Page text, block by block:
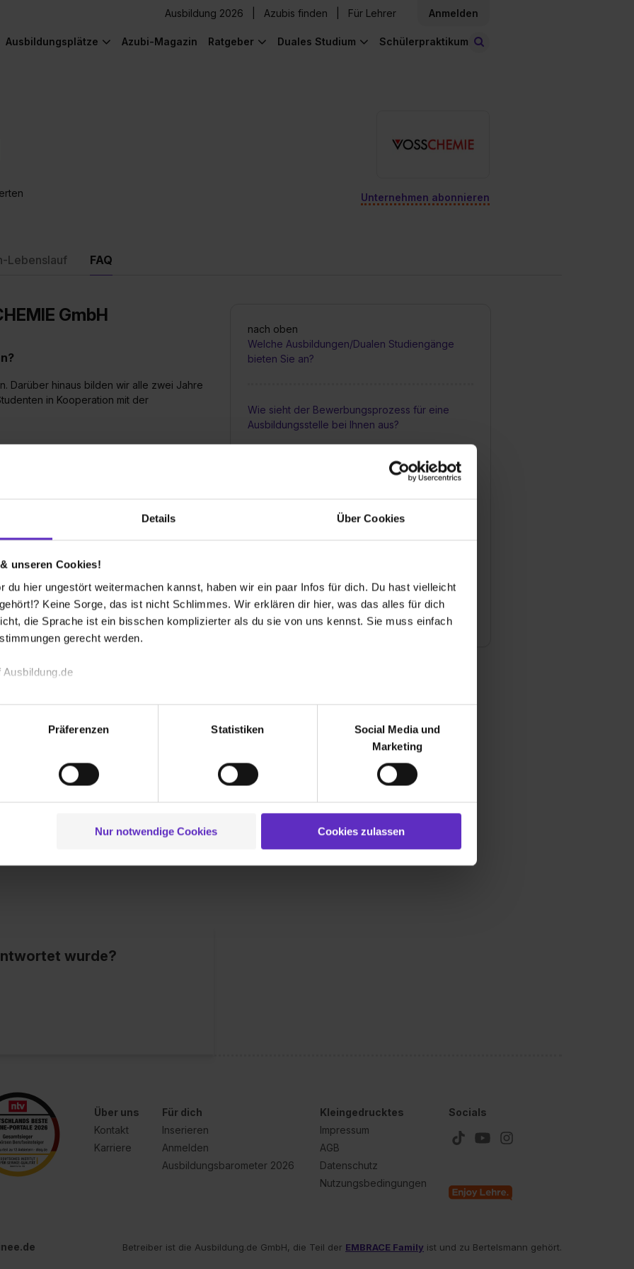
Details Über Cookies
unseren Cookies!
du hier ungestört weitermachen kannst, haben wir ein paar Infos für dich. Du hast vielleicht
Keine Sorge, das ist nicht Schlimmes. Wir erklären dir hier, was das alles für dich
die Sprache ist ein bisschen komplizierter als du sie von uns kennst. Sie muss einfach
gerecht werden.
Funktion unserer Webseite („Notwendig“), um von dir bei Benutzung der
zu speichern ( „Präferenzen“), die Zugriffe auf unsere Webseite zu analysieren
zu deiner Verwendung unserer Website an unsere Partner für soziale Medien, Werbung
um Inhalte und Anzeigen zu personalisieren („Social Media und Marketing“). Unsere
möglicherweise mit weiteren Daten zusammen, die du ihnen bereitgestellt hast oder die
separaten Aktivierung von „Social Media und Marketing“ bist du auch damit
der Cookies externe Inhalte (z.B. Videos oder Posts) angezeigt und hierfür
ganz oder teilweise über unsere Datenschutzerklärung unter dem Punkt
Weitere Informationen zu den einzelnen Cookies findest du durch Klick auf
Präferenzen Statistiken
Social Media und
Marketing
Nur notwendige Cookies Cookies zulassen
Ausbildung 2026 Azubis finden Für Lehrer Anmelden
Ausbildungsplätze Azubi-Magazin Ratgeber Duales Studium Schülerpraktikum
Unternehmen abonnieren
Lebenslauf FAQ
nach oben
Welche Ausbildungen/Dualen Studiengänge
bieten Sie an?
Wie sieht der Bewerbungsprozess für eine
Ausbildungsstelle bei Ihnen aus?
Bis wann muss man sich für einen
Wie sieht die Betreuung während einer
Gibt es regelmäßig Feedbackgespräche
während der Ausbildung?
GmbH
Darüber hinaus bilden wir alle zwei Jahre
in Kooperation mit der
bei Ihnen aus?
und entscheiden anhand unserer
und laden im besten Fall zum
ob weitere Bewerbungsrunden
ist natürlich auch möglich.
dann gerne Bewerbungen!
Betrieb aus?
stehen jederzeit für Fragen und
jeder Abteilung mit der / dem
wurde?
Über uns
Kontakt
Karriere
Für dich
Inserieren
Anmelden
Ausbildungsbarometer 2026
Kleingedrucktes
Impressum
AGB
Datenschutz
Nutzungsbedingungen
Socials
Betreiber ist die Ausbildung.de GmbH, die Teil der EMBRACE Family ist und zu Bertelsmann gehört.